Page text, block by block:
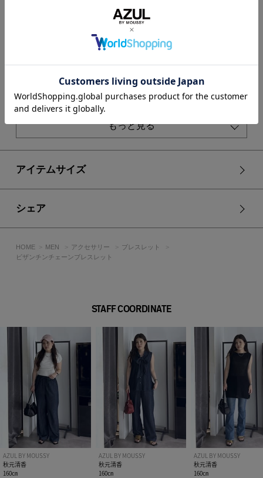
無地Tシャツやデニムスタイルに合わせ、手元のアクセントと
で、洗練された印象に仕上がります。
【レイヤード】
他のチェーンアクセサリーやレザーブレスレットとの重ね付け
り、変色や変質が生じる場合があります。
ステンレスはサビや金属アレルギーに比較的強い素材ですが、
ん。
万が一、皮膚に異常を感じた場合は直ちに使用を中止し、専門
医にご相談ください。
[注意事項]
※画像の商品はサンプルです。実際の商品と仕様、加工が若干
異なる場合があります。
※画像の商品は光の照射や角度、お使いのモニター環境によ
り、実物と色味が異なる場合がございます。
※着用、お取り扱いの際は、アテンションタグをご確認くださ
い。
もっと見る
アイテムサイズ
シェア
HOME MEN アクセサリー
ブレスレット
ビザンチンチェーンブレスレット
STAFF COORDINATE
AZUL BY MOUSSY
秋元清香
160㎝
AZUL BY MOUSSY
秋元清香
160㎝
AZUL BY MOUSSY
秋元清香
160㎝